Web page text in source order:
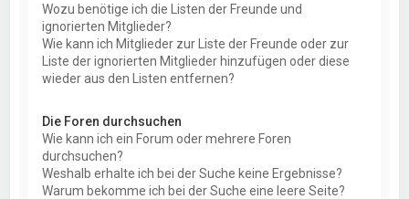
Wozu benötige ich die Listen der Freunde und
ignorierten Mitglieder?
Wie kann ich Mitglieder zur Liste der Freunde oder zur
Liste der ignorierten Mitglieder hinzufügen oder diese
wieder aus den Listen entfernen?
Die Foren durchsuchen
Wie kann ich ein Forum oder mehrere Foren
durchsuchen?
Weshalb erhalte ich bei der Suche keine Ergebnisse?
Warum bekomme ich bei der Suche eine leere Seite?